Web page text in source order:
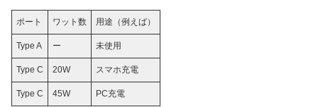
ポート ワット数 用途（例えば）
Type A ー 未使用
Type C 20W スマホ充電
Type C 45W PC充電